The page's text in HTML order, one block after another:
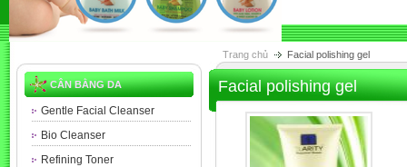
CÂN BẰNG DA
Gentle Facial Cleanser
Bio Cleanser
Refining Toner
Trang chủ Facial polishing gel
Facial polishing gel